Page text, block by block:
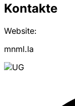
Kontakte
Website:
mnml.la